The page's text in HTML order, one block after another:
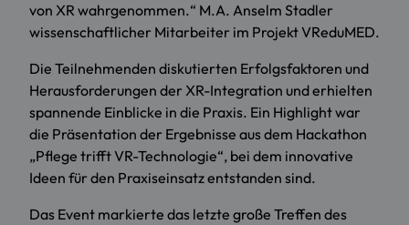
von XR wahrgenommen.“ M.A. Anselm Stadler
wissenschaftlicher Mitarbeiter im Projekt VReduMED.
Die Teilnehmenden diskutierten Erfolgsfaktoren und
Herausforderungen der XR-Integration und erhielten
spannende Einblicke in die Praxis. Ein Highlight war
die Präsentation der Ergebnisse aus dem Hackathon
„Pflege trifft VR-Technologie“, bei dem innovative
Ideen für den Praxiseinsatz entstanden sind.
Das Event markierte das letzte große Treffen des